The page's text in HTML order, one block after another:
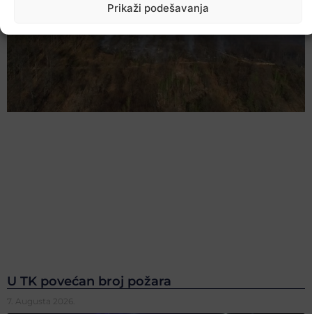
Prikaži podešavanja
U TK povećan broj požara
7. Augusta 2026.